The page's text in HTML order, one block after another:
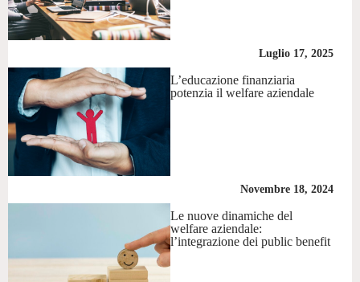
Luglio 17, 2025
L’educazione finanziaria
potenzia il welfare aziendale
Novembre 18, 2024
Le nuove dinamiche del
welfare aziendale:
l’integrazione dei public benefit